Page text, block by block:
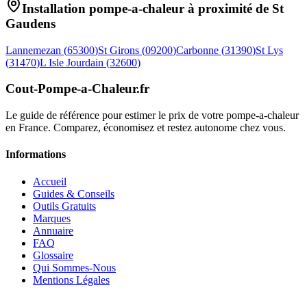
Installation pompe-a-chaleur à proximité de St
Gaudens
Lannemezan (65300)St Girons (09200)Carbonne (31390)St Lys
(31470)L Isle Jourdain (32600)
Cout-Pompe-a-Chaleur.fr
Le guide de référence pour estimer le prix de votre pompe-a-chaleur
en France. Comparez, économisez et restez autonome chez vous.
Informations
Accueil
Guides & Conseils
Outils Gratuits
Marques
Annuaire
FAQ
Glossaire
Qui Sommes-Nous
Mentions Légales